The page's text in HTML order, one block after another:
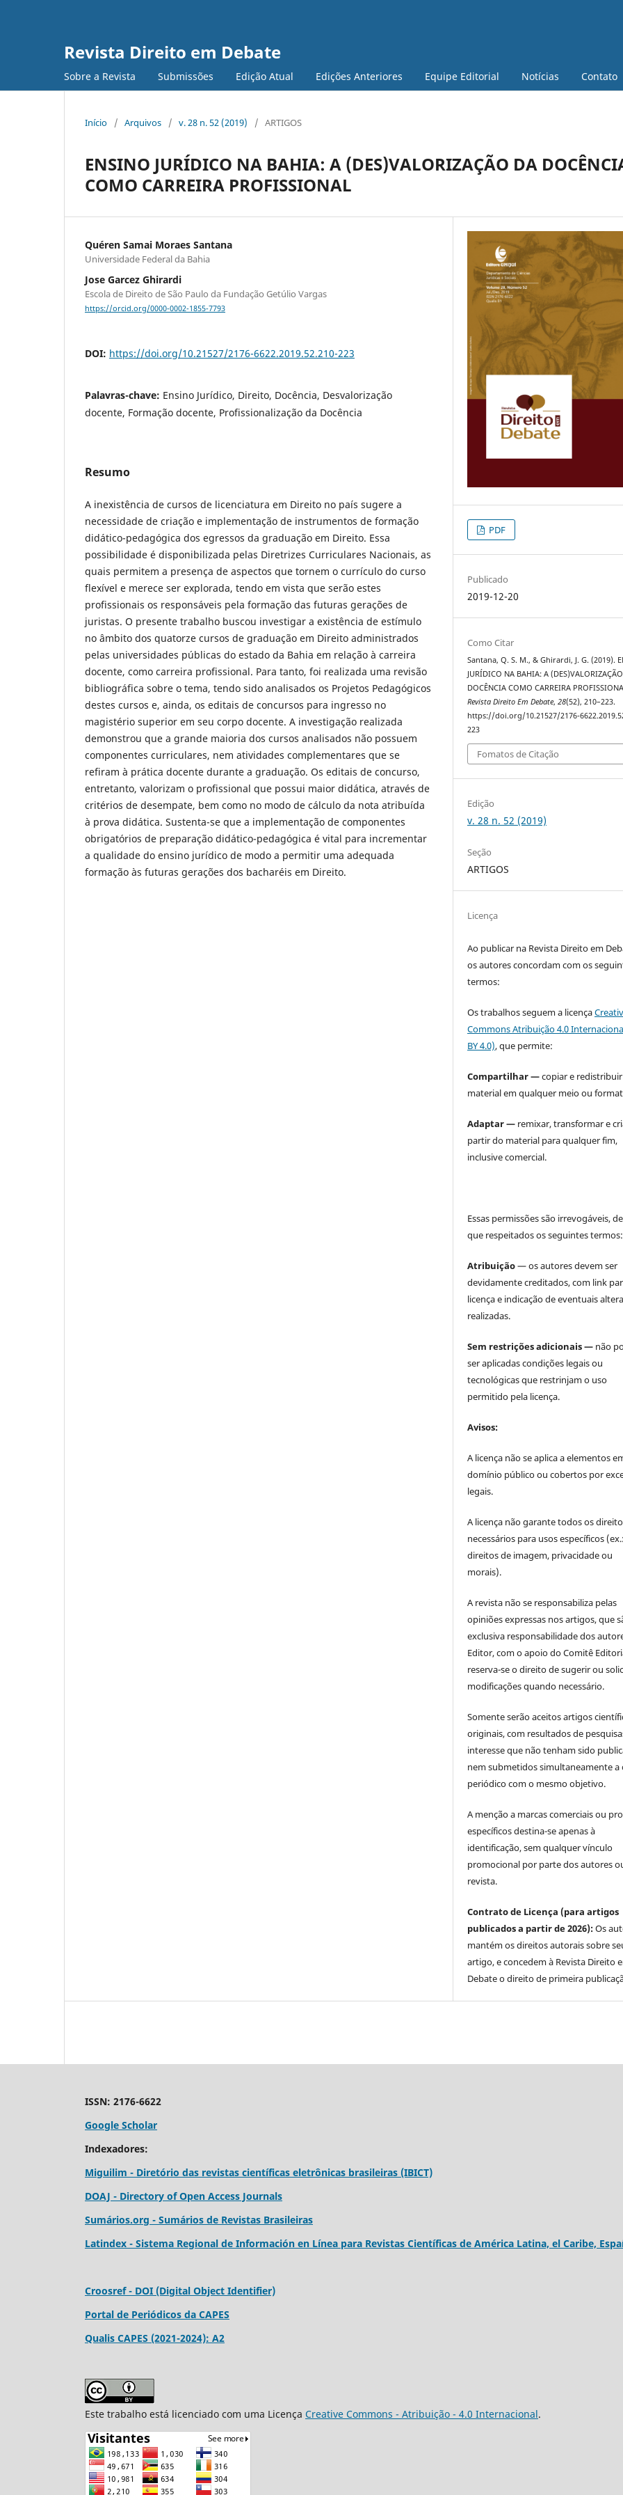
Revista Direito em Debate
Sobre a Revista Submissões Edição Atual Edições Anteriores Equipe Editorial Notícias Contato
Início / Arquivos / v. 28 n. 52 (2019) / ARTIGOS
ENSINO JURÍDICO NA BAHIA: A (DES)VALORIZAÇÃO DA
COMO CARREIRA PROFISSIONAL
Quéren Samai Moraes Santana
Universidade Federal da Bahia
Jose Garcez Ghirardi
Escola de Direito de São Paulo da Fundação Getúlio Vargas
https://orcid.org/0000-0002-1855-7793
DOI: https://doi.org/10.21527/2176-6622.2019.52.210-223
Palavras-chave: Ensino Jurídico, Direito, Docência, Desvalorização
docente, Formação docente, Profissionalização da Docência
Resumo
A inexistência de cursos de licenciatura em Direito no país sugere a
necessidade de criação e implementação de instrumentos de formação
didático-pedagógica dos egressos da graduação em Direito. Essa
possibilidade é disponibilizada pelas Diretrizes Curriculares Nacionais, as
quais permitem a presença de aspectos que tornem o currículo do curso
flexível e merece ser explorada, tendo em vista que serão estes
profissionais os responsáveis pela formação das futuras gerações de
juristas. O presente trabalho buscou investigar a existência de estímulo
no âmbito dos quatorze cursos de graduação em Direito administrados
pelas universidades públicas do estado da Bahia em relação à carreira
docente, como carreira profissional. Para tanto, foi realizada uma revisão
bibliográfica sobre o tema, tendo sido analisados os Projetos Pedagógicos
destes cursos e, ainda, os editais de concursos para ingresso no
magistério superior em seu corpo docente. A investigação realizada
demonstrou que a grande maioria dos cursos analisados não possuem
componentes curriculares, nem atividades complementares que se
refiram à prática docente durante a graduação. Os editais de concurso,
entretanto, valorizam o profissional que possui maior didática, através de
critérios de desempate, bem como no modo de cálculo da nota atribuída
à prova didática. Sustenta-se que a implementação de componentes
obrigatórios de preparação didático-pedagógica é vital para incrementar
a qualidade do ensino jurídico de modo a permitir uma adequada
formação às futuras gerações dos bacharéis em Direito.
PDF
Publicado
2019-12-20
Como Citar
Santana, Q. S. M., & Ghirardi, J. G. (2019).
JURÍDICO NA BAHIA: A
DOCÊNCIA COMO CARREIRA
Revista Direito Em Debate,28(52), 210–223.
https://doi.org/10.21527/2176-
223
Fomatos de Citação
Edição
v. 28 n. 52 (2019)
Seção
ARTIGOS
Licença
Ao publicar na Revista Direito em
os autores concordam com os
termos:
Os trabalhos seguem a licença
Commons Atribuição 4.0
BY 4.0), que permite:
Compartilhar —copiar e
material em qualquer meio ou
Adaptar — remixar, transformar e
partir do material para qualquer fim,
inclusive comercial.
Essas permissões são irrevogáveis,
que respeitados os seguintes termos:
Atribuição— os autores devem ser
devidamente creditados, com link
licença e indicação de eventuais
realizadas.
Sem restrições adicionais — não
ser aplicadas condições legais ou
tecnológicas que restrinjam o uso
permitido pela licença.
Avisos:
A licença não se aplica a elementos
domínio público ou cobertos por
legais.
A licença não garante todos os
necessários para usos específicos (ex.:
direitos de imagem, privacidade ou
morais).
A revista não se responsabiliza pelas
opiniões expressas nos artigos, que
exclusiva responsabilidade dos
Editor, com o apoio do Comitê
reserva-se o direito de sugerir ou
modificações quando necessário.
Somente serão aceitos artigos
originais, com resultados de
interesse que não tenham sido
nem submetidos simultaneamente
periódico com o mesmo objetivo.
A menção a marcas comerciais ou
específicos destina-se apenas à
identificação, sem qualquer vínculo
promocional por parte dos autores
revista.
Contrato de Licença (para artigos
publicados a partir de 2026):Os
mantém os direitos autorais sobre
artigo, e concedem à Revista Direito
Debate o direito de primeira
ISSN: 2176-6622
Google Scholar
Indexadores:
Miguilim - Diretório das revistas científicas eletrônicas brasileiras (IBICT)
DOAJ - Directory of Open Access Journals
Sumários.org - Sumários de Revistas Brasileiras
Latindex - Sistema Regional de Información en Línea para Revistas Científicas de América Latina, el Caribe,
Croosref - DOI (Digital Object Identifier)
Portal de Periódicos da CAPES
Qualis CAPES (2021-2024): A2
Este trabalho está licenciado com uma Licença Creative Commons - Atribuição - 4.0 Internacional.